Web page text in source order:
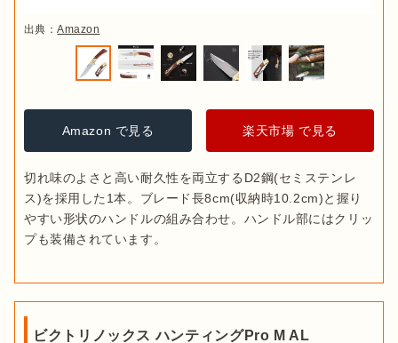
出典：Amazon
Amazon で見る 楽天市場 で見る
切れ味のよさと高い耐久性を両立するD2鋼(セミステンレ
ス)を採用した1本。ブレード長8cm(収納時10.2cm)と握り
やすい形状のハンドルの組み合わせ。ハンドル部にはクリッ
プも装備されています。
ビクトリノックス ハンティングPro M AL